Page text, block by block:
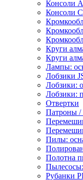
Консоли
Консоли
Круги
Круги
Лампы:
Лобзики
Лобзики:
Лобзики:
Отвертки
Патроны /
Пилы:
Полотна
Пылесосы:
Рубанки